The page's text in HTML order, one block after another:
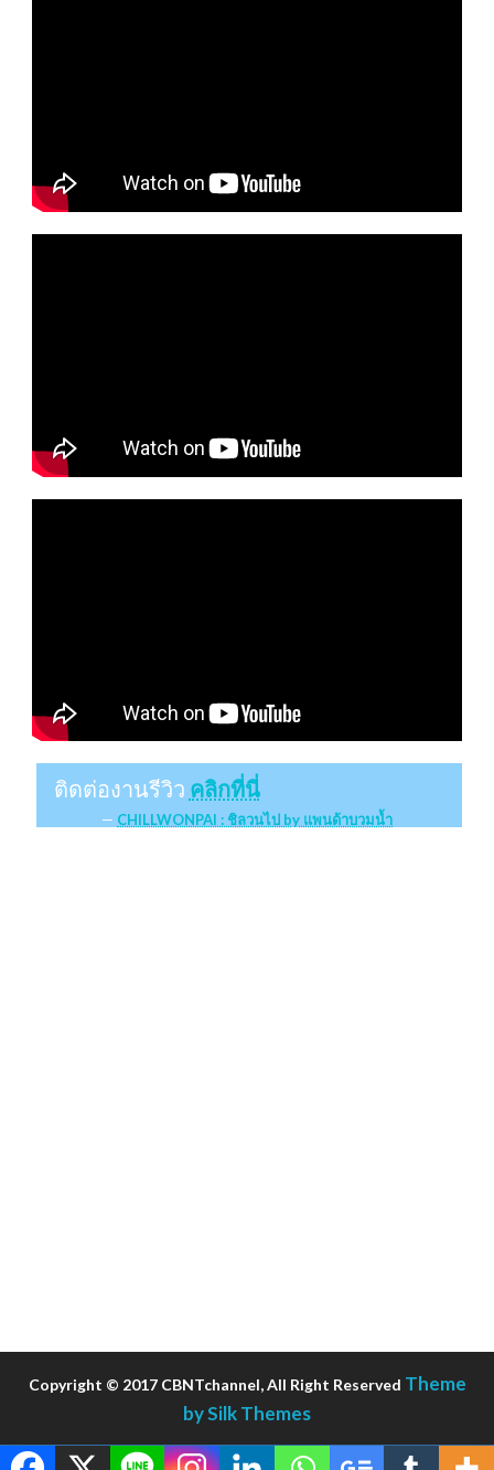
ติดต่องานรีวิว คลิกที่นี่
CHILLWONPAI : ชิลวนไป by แพนด้าบวมน้ำ
Copyright © 2017 CBNTchannel, All Right Reserved Theme
by Silk Themes